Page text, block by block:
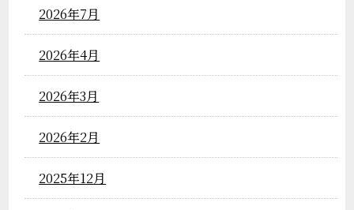
2026年7月
2026年4月
2026年3月
2026年2月
2025年12月